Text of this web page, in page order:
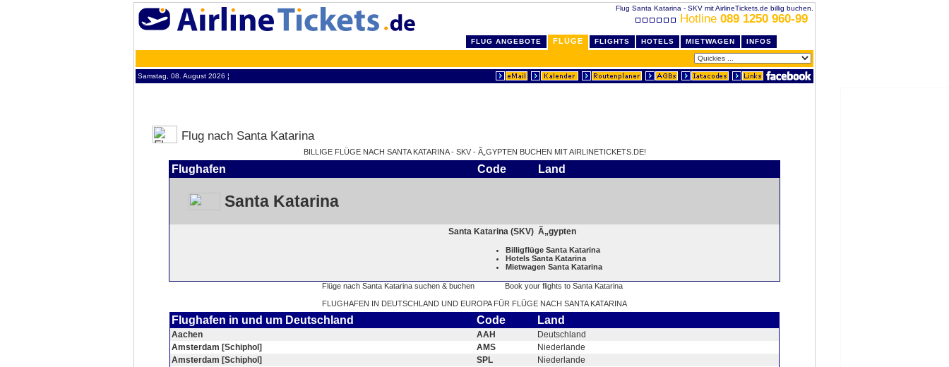
Flug Santa Katarina - SKV mit AirlineTickets.de billig buchen.
Hotline 089 1250 960-99
FLUG ANGEBOTE FLÜGE FLIGHTS HOTELS MIETWAGEN INFOS
Samstag, 08. August 2026 ¦
Flug nach Santa Katarina
BILLIGE FLÜGE NACH SANTA KATARINA - SKV - Ã„GYPTEN BUCHEN MIT AIRLINETICKETS.DE!
Flughafen Code Land
Santa Katarina
Santa Katarina (SKV) Ã„gypten
Billigflüge Santa Katarina
Hotels Santa Katarina
Mietwagen Santa Katarina
FLUGHAFEN IN DEUTSCHLAND UND EUROPA FÜR FLÜGE NACH SANTA KATARINA
Flughafen in und um Deutschland Code Land
Aachen AAH
Deutschland
Amsterdam [Schiphol]
AMS
Niederlande
Amsterdam [Schiphol]
SPL
Niederlande